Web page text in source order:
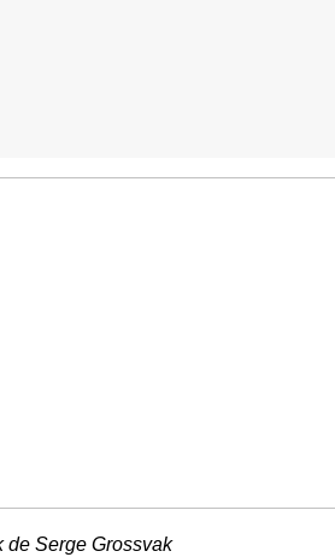
de Serge Grossvak